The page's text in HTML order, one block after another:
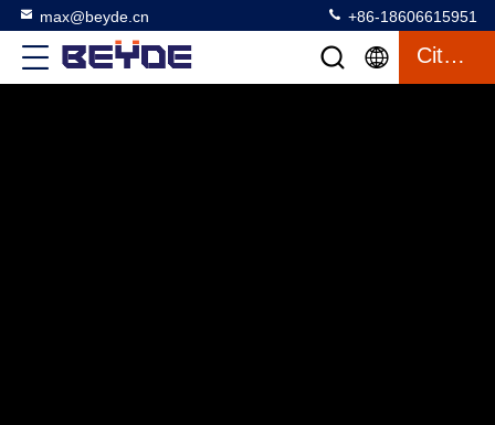
max@beyde.cn +86-18606615951
Citaat